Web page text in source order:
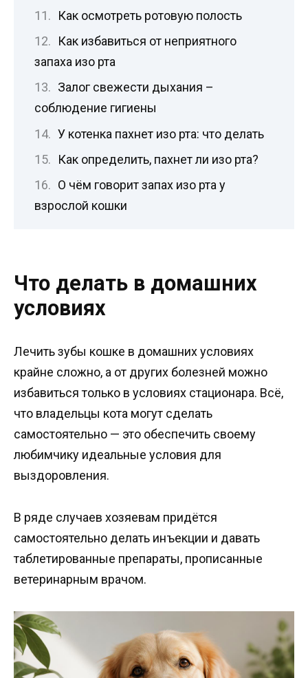
Как осмотреть ротовую полость
Как избавиться от неприятного
запаха изо рта
Залог свежести дыхания –
соблюдение гигиены
У котенка пахнет изо рта: что делать
Как определить, пахнет ли изо рта?
О чём говорит запах изо рта у
взрослой кошки
Что делать в домашних
условиях
Лечить зубы кошке в домашних условиях
крайне сложно, а от других болезней можно
избавиться только в условиях стационара. Всё,
что владельцы кота могут сделать
самостоятельно — это обеспечить своему
любимчику идеальные условия для
выздоровления.
В ряде случаев хозяевам придётся
самостоятельно делать инъекции и давать
таблетированные препараты, прописанные
ветеринарным врачом.